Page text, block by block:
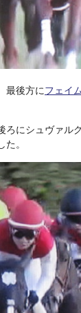
、最後方にフェイ
ろにシュヴァル
。